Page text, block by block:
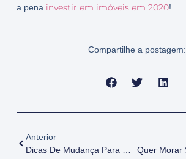
a pena investir em imóveis em 2020!
Compartilhe a postagem:
Anterior